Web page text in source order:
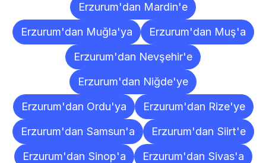
Erzurum'dan Mardin'e
Erzurum'dan Muğla'ya
Erzurum'dan Muş'a
Erzurum'dan Nevşehir'e
Erzurum'dan Niğde'ye
Erzurum'dan Ordu'ya
Erzurum'dan Rize'ye
Erzurum'dan Samsun'a
Erzurum'dan Siirt'e
Erzurum'dan Sinop'a
Erzurum'dan Sivas'a